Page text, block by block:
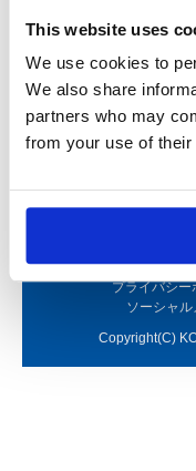
This website uses
We use cookies to
We also share
partners who may
from your use of
プライバシー
ソーシャ
Copyright(C)